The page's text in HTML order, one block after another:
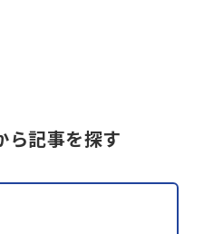
ら記事を探す